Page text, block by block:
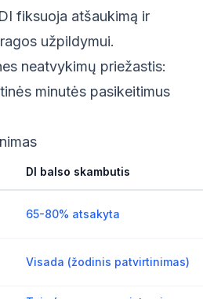
fiksuoja atšaukimą ir
užpildymui.
neatvykimų priežastis:
minutės pasikeitimus
DI balso skambutis
65-80% atsakyta
Visada (žodinis patvirtinimas)